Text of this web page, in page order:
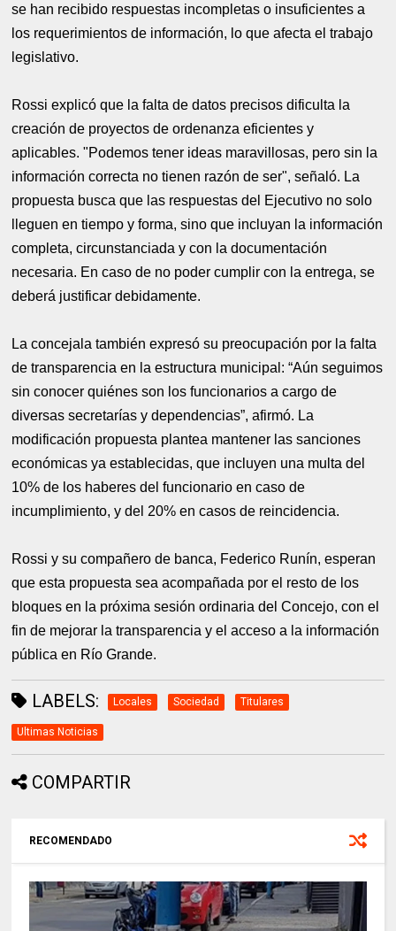
se han recibido respuestas incompletas o insuficientes a
los requerimientos de información, lo que afecta el trabajo
legislativo.
Rossi explicó que la falta de datos precisos dificulta la
creación de proyectos de ordenanza eficientes y
aplicables. "Podemos tener ideas maravillosas, pero sin la
información correcta no tienen razón de ser", señaló. La
propuesta busca que las respuestas del Ejecutivo no solo
lleguen en tiempo y forma, sino que incluyan la información
completa, circunstanciada y con la documentación
necesaria. En caso de no poder cumplir con la entrega, se
deberá justificar debidamente.
La concejala también expresó su preocupación por la falta
de transparencia en la estructura municipal: “Aún seguimos
sin conocer quiénes son los funcionarios a cargo de
diversas secretarías y dependencias”, afirmó. La
modificación propuesta plantea mantener las sanciones
económicas ya establecidas, que incluyen una multa del
10% de los haberes del funcionario en caso de
incumplimiento, y del 20% en casos de reincidencia.
Rossi y su compañero de banca, Federico Runín, esperan
que esta propuesta sea acompañada por el resto de los
bloques en la próxima sesión ordinaria del Concejo, con el
fin de mejorar la transparencia y el acceso a la información
pública en Río Grande.
LABELS: Locales Sociedad Titulares
Ultimas Noticias
COMPARTIR
RECOMENDADO